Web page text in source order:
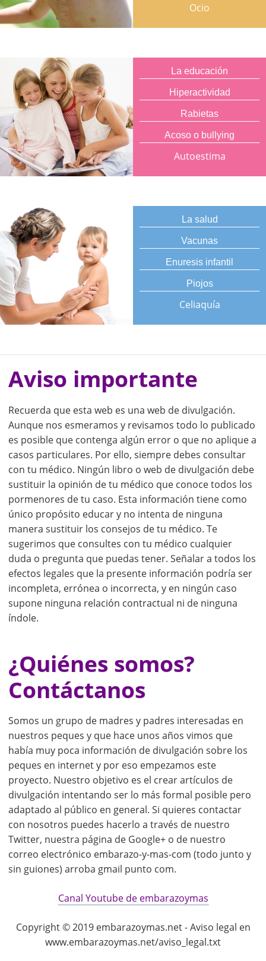
Ocio
La educación
Hiperactividad
Rabietas
Acoso o bullying
Autoestima
La salud
Vacunas
Enuresis infantil
Piojos
Celiaquía
Aviso importante
Recuerda que esta web es una web de divulgación.
Aunque nos esmeramos y revisamos todo lo publicado
es posible que contenga algún error o que no aplique a
casos particulares. Por ello, siempre debes consultar
con tu médico. Ningún libro o web de divulgación debe
sustituir la opinión de tu médico que conoce todos los
pormenores de tu caso. Esta información tiene como
único propósito educar y no intenta de ninguna
manera sustituir los consejos de tu médico. Te
sugerimos que consultes con tu médico cualquier
duda o pregunta que puedas tener. Señalar a todos los
efectos legales que la presente información podría ser
incompleta, errónea o incorrecta, y en ningún caso
supone ninguna relación contractual ni de ninguna
índole.
¿Quiénes somos?
Contáctanos
Somos un grupo de madres y padres interesadas en
nuestros peques y que hace unos años vimos que
había muy poca información de divulgación sobre los
peques en internet y por eso empezamos este
proyecto. Nuestro objetivo es el crear artículos de
divulgación intentando ser lo más formal posible pero
adaptado al público en general. Si quieres contactar
con nosotros puedes hacerlo a través de nuestro
Twitter, nuestra página de Google+ o de nuestro
correo electrónico embarazo-y-mas-com (todo junto y
sin guiones) arroba gmail punto com.
Canal Youtube de embarazoymas
Copyright © 2019 embarazoymas.net - Aviso legal en
www.embarazoymas.net/aviso_legal.txt